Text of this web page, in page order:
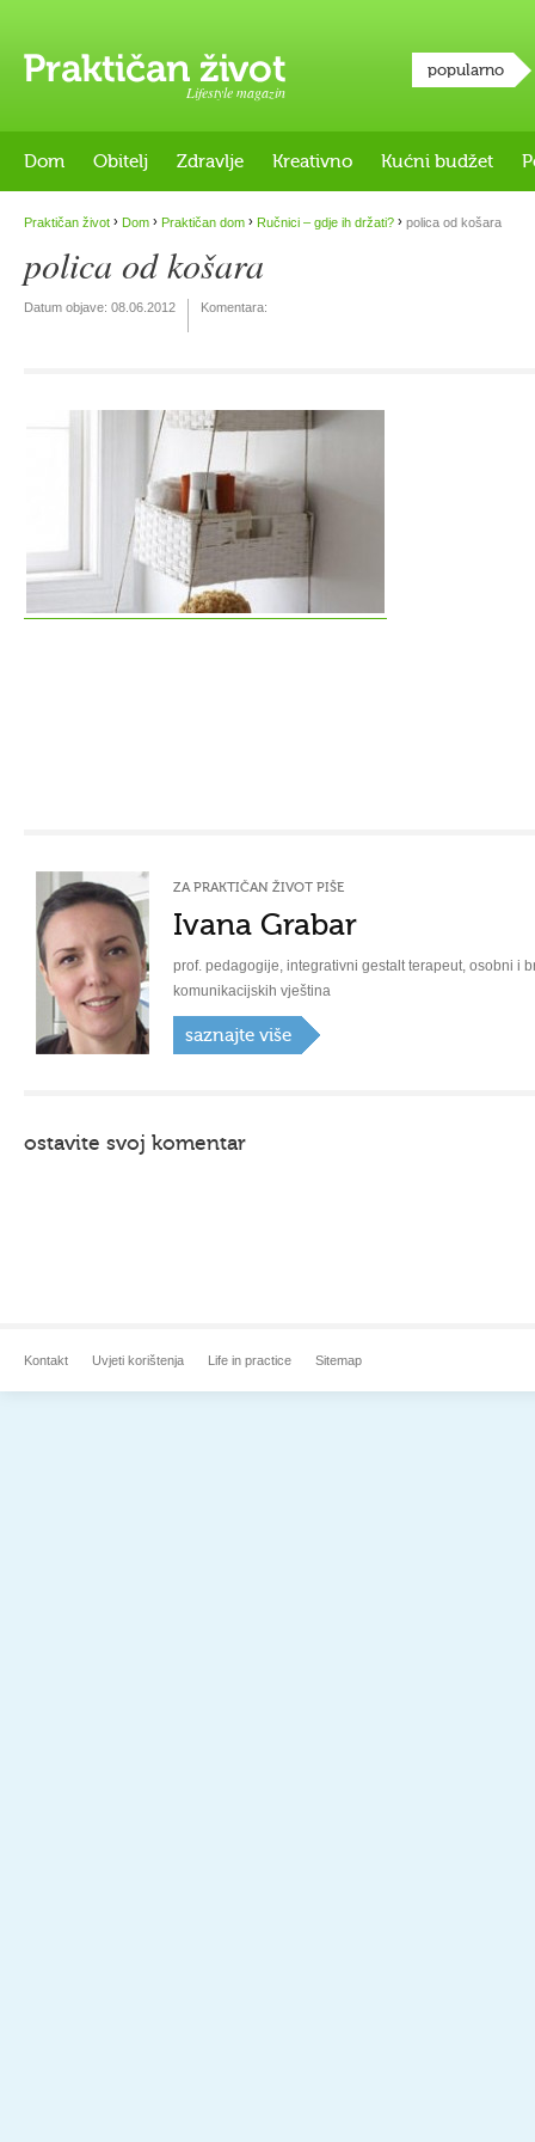
Lifestyle magazin
popularno
Dom Obitelj Zdravlje Kreativno Kućni budžet
Praktičan život › Dom › Praktičan dom › Ručnici – gdje ih držati? › polica od košara
polica od košara
Datum objave: 08.06.2012 Komentara:
ZA PRAKTIČAN ŽIVOT PIŠE
Ivana Grabar
prof. pedagogije, integrativni gestalt terapeut, osobni i
komunikacijskih vještina
saznajte više
ostavite svoj komentar
Kontakt Uvjeti korištenja Life in practice Sitemap